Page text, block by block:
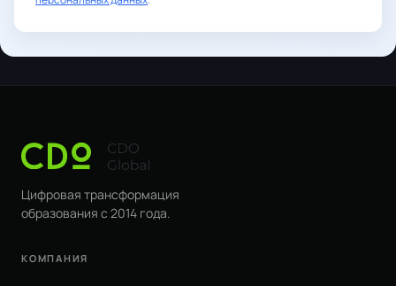
Цифровая трансформация
образования с 2014 года.
КОМПАНИЯ